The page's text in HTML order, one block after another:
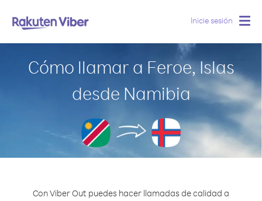
Inicie sesión
Cómo llamar a Feroe, Islas
desde Namibia
Con Viber Out puedes hacer llamadas de calidad a